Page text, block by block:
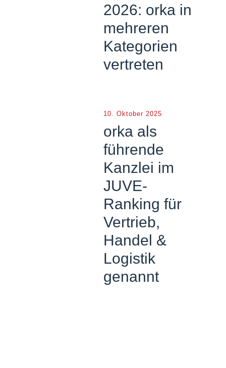
2026: orka in
mehreren
Kategorien
vertreten
10. Oktober 2025
orka als
führende
Kanzlei im
JUVE-
Ranking für
Vertrieb,
Handel &
Logistik
genannt